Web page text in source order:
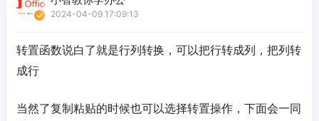
2024-04-09 17:09:13
转置函数说白了就是行列转换，可以把行转成列，把列转
成行
当然了复制粘贴的时候也可以选择转置操作，下面会一同